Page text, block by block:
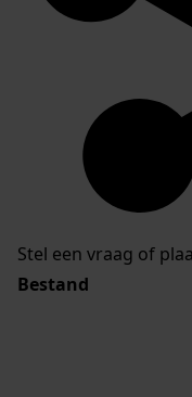
Stel een vraag of
Bestand